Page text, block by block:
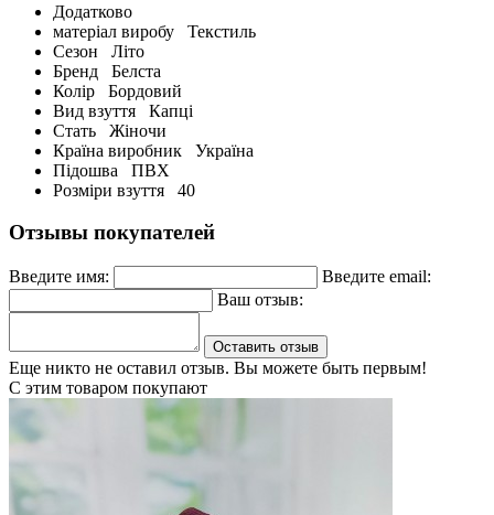
Додатково
матеріал виробу
Текстиль
Сезон
Літо
Бренд
Белста
Колір
Бордовий
Вид взуття
Капці
Стать
Жіночи
Країна виробник
Україна
Підошва
ПВХ
Розміри взуття
40
Отзывы покупателей
Введите имя:
Введите email:
Ваш отзыв:
Оставить отзыв
Еще никто не оставил отзыв. Вы можете быть первым!
С этим товаром покупают